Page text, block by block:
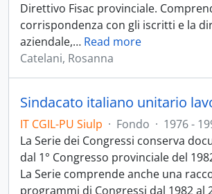
Direttivo Fisac provinciale.
corrispondenza con gli iscritti e la
aziendale,… Read more
Catelani, Rosanna
IT CGIL-PU Siulp · Fondo · 1976 -
La Serie dei Congressi conserva
dal 1° Congresso provinciale del
La Serie comprende anche una
programmi di Congressi dal 1982 al